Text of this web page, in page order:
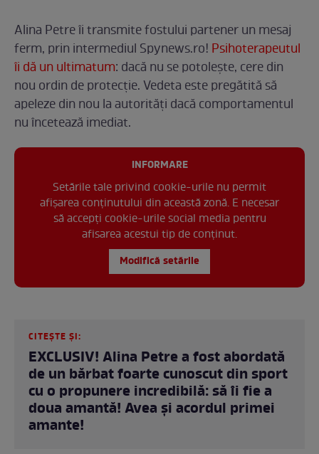
Alina Petre îi transmite fostului partener un mesaj
ferm, prin intermediul Spynews.ro! Psihoterapeutul
îi dă un ultimatum: dacă nu se potolește, cere din
nou ordin de protecție. Vedeta este pregătită să
apeleze din nou la autorități dacă comportamentul
nu încetează imediat.
INFORMARE
Setările tale privind cookie-urile nu permit
afișarea conținutului din această zonă. E necesar
să accepți cookie-urile social media pentru
afisarea acestui tip de conținut.
Modifică setările
CITEȘTE ȘI:
EXCLUSIV! Alina Petre a fost abordată
de un bărbat foarte cunoscut din sport
cu o propunere incredibilă: să îi fie a
doua amantă! Avea şi acordul primei
amante!